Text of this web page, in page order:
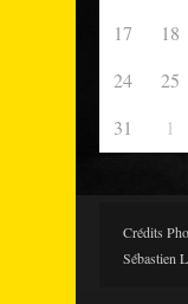
17
18
24
25
31
1
Crédits
Sébastien